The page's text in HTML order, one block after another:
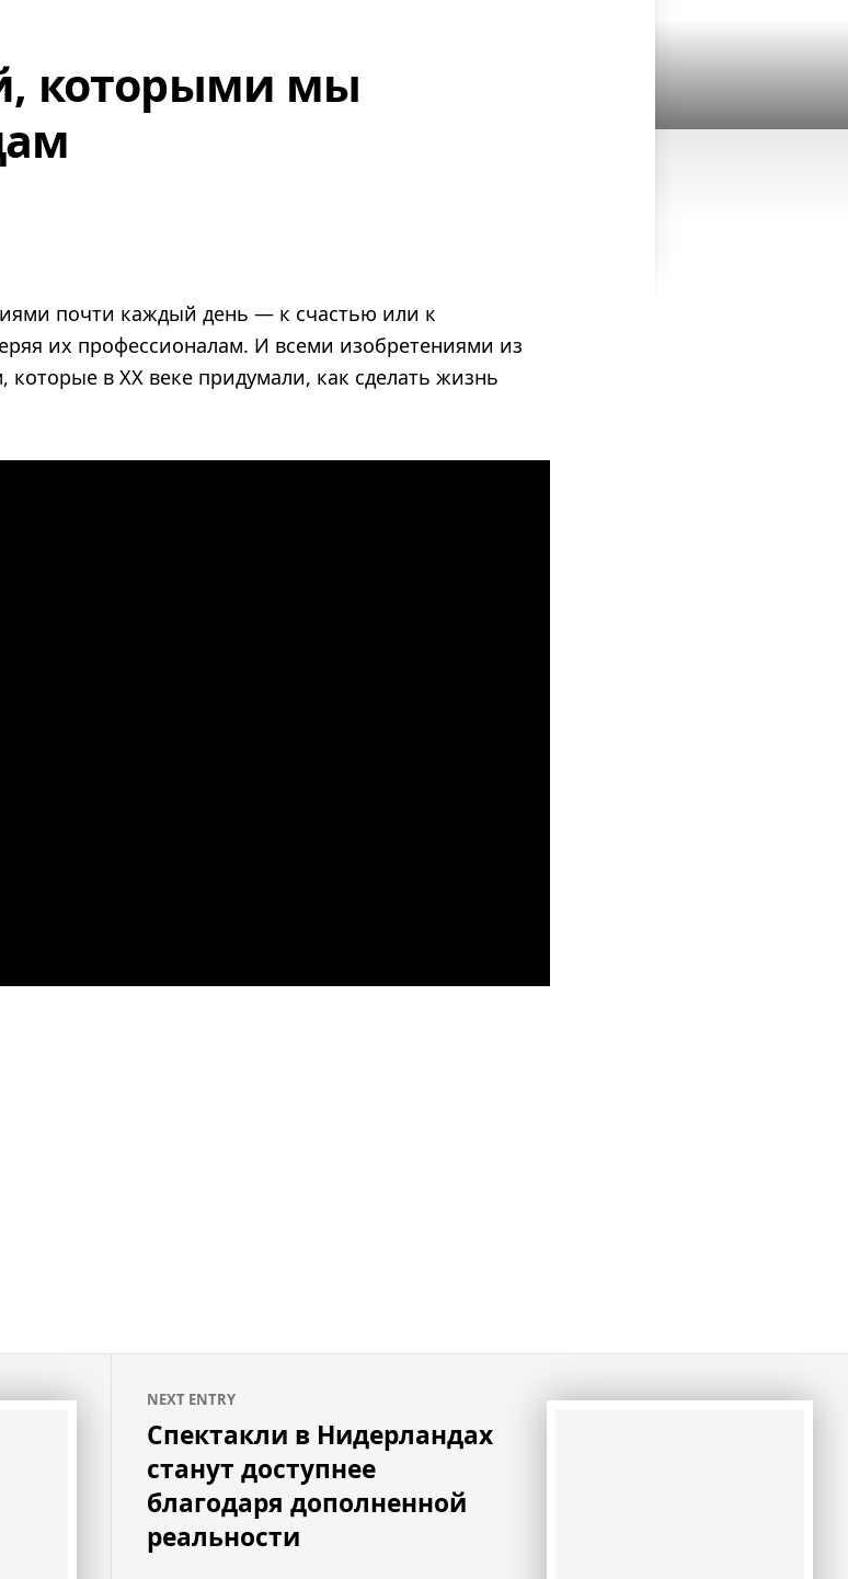
которыми мы
почти каждый день — к счастью или к
их профессионалам. И всеми изобретениями из
в XX веке придумали, как сделать жизнь
NEXT ENTRY
Спектакли в Нидерландах
станут доступнее
благодаря дополненной
реальности